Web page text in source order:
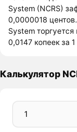
System (NCRS)
0,0000018
System
0,0147 копеек за 1
Калькулятор